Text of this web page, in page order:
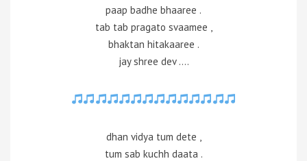
paap badhe bhaaree .
tab tab pragato svaamee ,
bhaktan hitakaaree .
jay shree dev ….
dhan vidya tum dete ,
tum sab kuchh daata .